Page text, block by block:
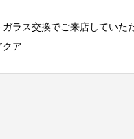
ガラス交換でご来店していた
クア